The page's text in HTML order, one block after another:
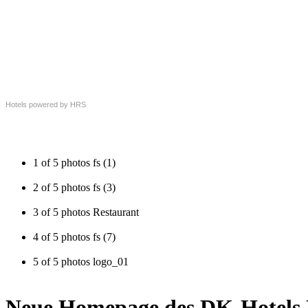
Hotels powered by HRS
1 of 5 photos fs (1)
2 of 5 photos fs (3)
3 of 5 photos Restaurant
4 of 5 photos fs (7)
5 of 5 photos logo_01